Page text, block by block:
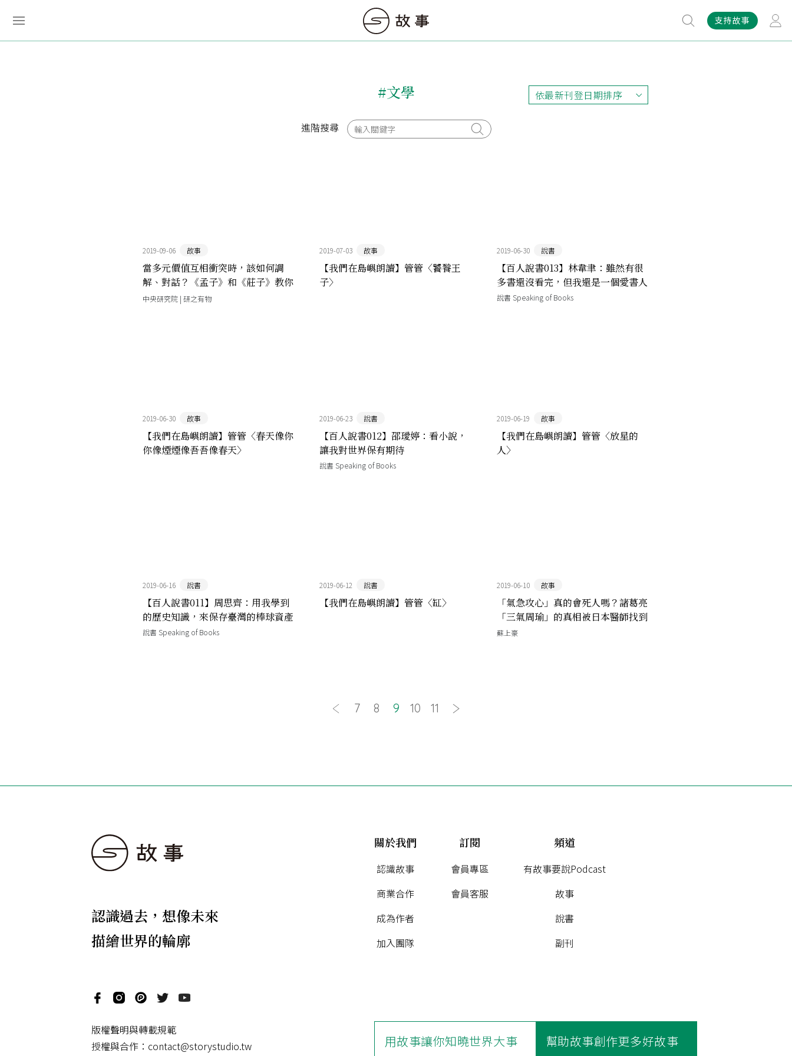
支持故事
#文學 依最新刊登日期排序
依最新刊登日期排序
進階搜尋
2019-09-06 故事
當多元價值互相衝突時，該如何調
解、對話？《孟子》和《莊子》教你
「善用隱喻」
中央研究院 | 研之有物
2019-07-03 故事
【我們在島嶼朗讀】管管〈饕餮王
子〉
2019-06-30 說書
【百人說書013】林韋聿：雖然有很
多書還沒看完，但我還是一個愛書人
說書 Speaking of Books
2019-06-30 故事
【我們在島嶼朗讀】管管〈春天像你
你像煙煙像吾吾像春天〉
2019-06-23 說書
【百人說書012】邵璦婷：看小說，
讓我對世界保有期待
說書 Speaking of Books
2019-06-19 故事
【我們在島嶼朗讀】管管〈放星的
人〉
2019-06-16 說書
【百人說書011】周思齊：用我學到
的歷史知識，來保存臺灣的棒球資產
說書 Speaking of Books
2019-06-12 說書
【我們在島嶼朗讀】管管〈缸〉
2019-06-10 故事
「氣急攻心」真的會死人嗎？諸葛亮
「三氣周瑜」的真相被日本醫師找到
了
蘇上豪
7 8 9 10 11
認識過去，想像未來
描繪世界的輪廓
關於我們
認識故事
商業合作
成為作者
加入團隊
訂閱
會員專區
會員客服
頻道
有故事要說Podcast
故事
說書
副刊
版權聲明與轉載規範
授權與合作： contact@storystudio.tw
用故事讓你知曉世界大事 幫助故事創作更多好故事